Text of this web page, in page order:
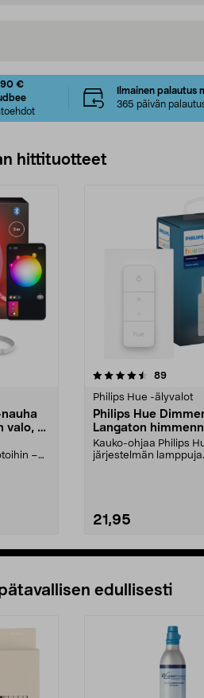
€
Ilmainen palautus
365 päivän
hittituotteet
valo, 3
–
89
Philips Hue -älyvalot
Philips Hue
Langaton
kaukosäädin
Kauko-ohjaa Philips
järjestelmän lamppuja.
21,95
0.0 viidestä
edullisesti